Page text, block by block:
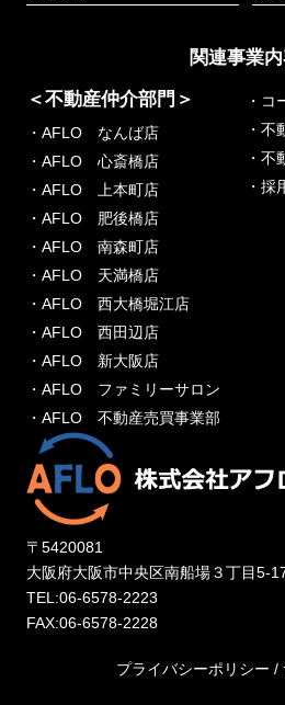
関連事業
＜不動産仲介部門＞
・AFLO なんば店
・AFLO 心斎橋店
・AFLO 上本町店
・AFLO 肥後橋店
・AFLO 南森町店
・AFLO 天満橋店
・AFLO 西大橋堀江店
・AFLO 西田辺店
・AFLO 新大阪店
・AFLO ファミリーサロン
・AFLO 不動産売買事業部
・コ
・不
・不
・採
〒5420081
大阪府大阪市中央区南船場３丁目5-
TEL:06-6578-2223
FAX:06-6578-2228
プライバシーポリシー /